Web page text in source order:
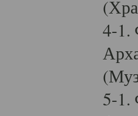
4-1.
5-1.